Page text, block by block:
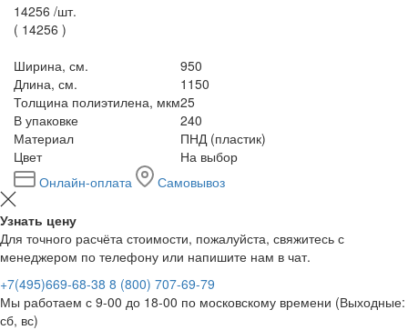
14256 /шт.
( 14256 )
Ширина, см.
950
Длина, см.
1150
Толщина полиэтилена, мкм25
В упаковке
240
Материал
ПНД (пластик)
Цвет
На выбор
Онлайн-оплата
Самовывоз
Узнать цену
Для точного расчёта стоимости, пожалуйста, свяжитесь с
менеджером по телефону или напишите нам в чат.
+7(495)669-68-38 8 (800) 707-69-79
Мы работаем с 9-00 до 18-00 по московскому времени (Выходные:
сб, вс)